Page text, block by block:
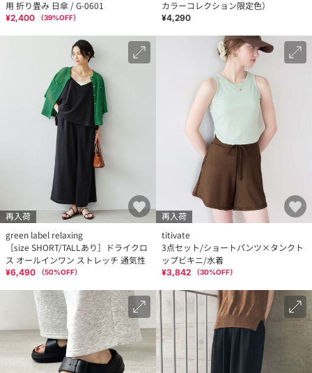
用 折り畳み 日傘 / G-0601
¥2,400 （39%OFF）
カラーコレクション限定色）
¥4,290
再入荷
green label relaxing
［size SHORT/TALLあり］ドライクロ
ス オールインワン ストレッチ 通気性
¥6,490 （50%OFF）
再入荷
titivate
3点セット/ショートパンツ×タンクト
ップビキニ/水着
¥3,842 （30%OFF）